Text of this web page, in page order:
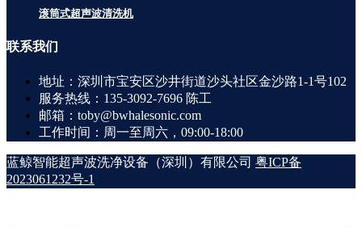
滚筒式超声波清洗机
联系我们
地址：深圳市宝安区沙井街道沙头社区金沙路1-1号102
服务热线：135-3092-7696 陈工
邮箱：toby@bwhalesonic.com
工作时间：周一至周六，09:00-18:00
蓝鲸智能超声波洗净设备（深圳）有限公司 粤ICP备
2023061232号-1